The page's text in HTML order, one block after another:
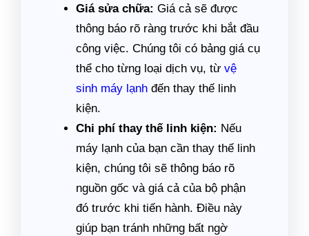
Giá sửa chữa: Giá cả sẽ được
thông báo rõ ràng trước khi bắt đầu
công việc. Chúng tôi có bảng giá cụ
thể cho từng loại dịch vụ, từ vệ
sinh máy lạnh đến thay thế linh
kiện.
Chi phí thay thế linh kiện: Nếu
máy lạnh của bạn cần thay thế linh
kiện, chúng tôi sẽ thông báo rõ
nguồn gốc và giá cả của bộ phận
đó trước khi tiến hành. Điều này
giúp bạn tránh những bất ngờ